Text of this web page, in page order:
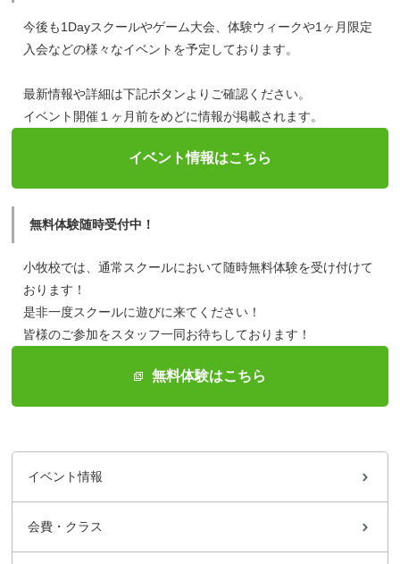
今後も1Dayスクールやゲーム大会、体験ウィークや1ヶ月限定
入会などの様々なイベントを予定しております。
最新情報や詳細は下記ボタンよりご確認ください。
イベント開催１ヶ月前をめどに情報が掲載されます。
イベント情報はこちら
無料体験随時受付中！
小牧校では、通常スクールにおいて随時無料体験を受け付けて
おります！
是非一度スクールに遊びに来てください！
皆様のご参加をスタッフ一同お待ちしております！
無料体験はこちら
イベント情報
会費・クラス